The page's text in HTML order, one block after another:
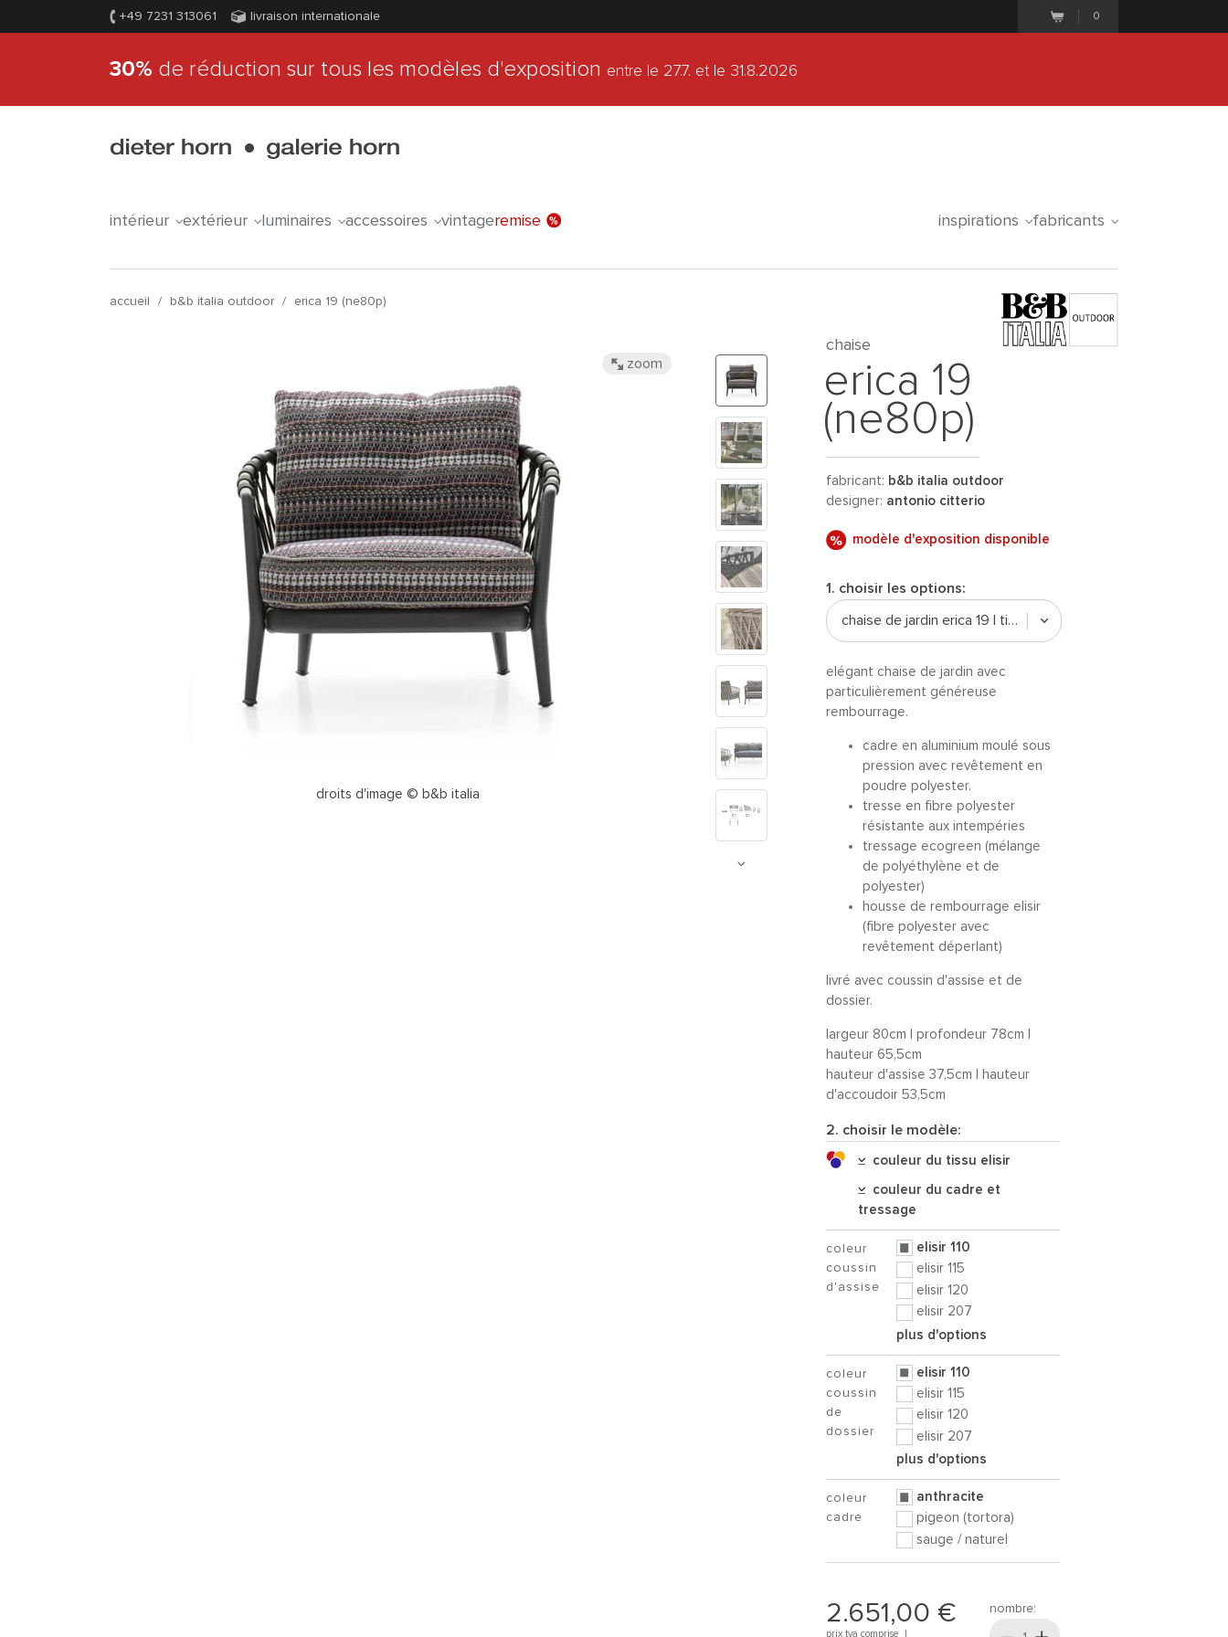
+49 7231 313061 livraison internationale 0
30% de réduction sur tous les modèles d'exposition entre le 27.7. et le 31.8.2026
intérieur extérieur luminaires accessoires vintageremise inspirations fabricants
accueil / b&b italia outdoor / erica 19 (ne80p)
droits d'image © b&b italia
zoom
chaise
erica 19
(ne80p)
fabricant: b&b italia outdoor
designer: antonio citterio
modèle d'exposition disponible
1. choisir les options:
chaise de jardin erica 19 | tissu elisir
elégant chaise de jardin avec
particulièrement généreuse
rembourrage.
cadre en aluminium moulé sous
pression avec revêtement en
poudre polyester.
tresse en fibre polyester
résistante aux intempéries
tressage ecogreen (mélange
de polyéthylène et de
polyester)
housse de rembourrage elisir
(fibre polyester avec
revêtement déperlant)
livré avec coussin d'assise et de
dossier.
largeur 80cm | profondeur 78cm |
hauteur 65,5cm
hauteur d'assise 37,5cm | hauteur
d'accoudoir 53,5cm
2. choisir le modèle:
couleur du tissu elisir
couleur du cadre et
tressage
coleur
coussin
d'assise
elisir 110
elisir 115
elisir 120
elisir 207
plus d'options
coleur
coussin
de
dossier
elisir 110
elisir 115
elisir 120
elisir 207
plus d'options
coleur
cadre
anthracite
pigeon (tortora)
sauge / naturel
2.651,00 €
prix tva comprise |
nombre: